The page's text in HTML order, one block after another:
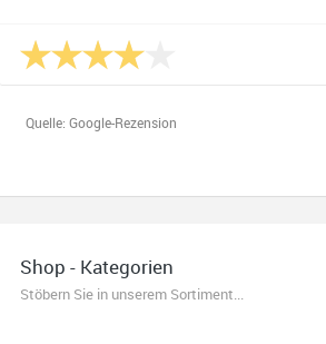
Quelle: Google-Rezension
Korrespondenz, Kommunikation und Verkauf top.
Abholung der Ware reibungslos.
Sehr zu empfehlen....
Shop - Kategorien
Stöbern Sie in unserem Sortiment...